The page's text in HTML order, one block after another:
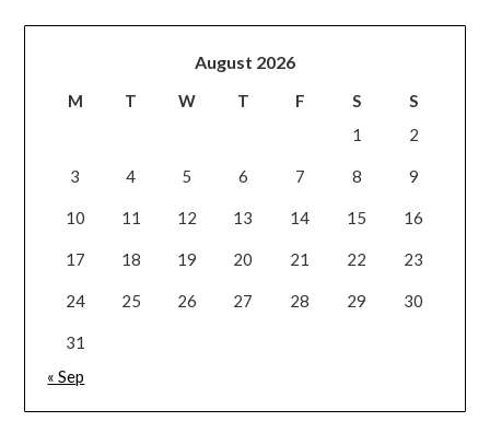
August 2026
M T W T F S
S
1
2
3 4 5 6 7 8 9
10 11 12 13 14 15 16
17 18 19 20 21 22 23
24 25 26 27 28 29 30
31
« Sep